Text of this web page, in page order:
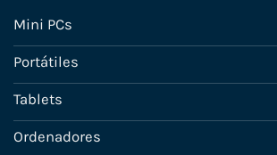
Mini PCs
Portátiles
Tablets
Ordenadores